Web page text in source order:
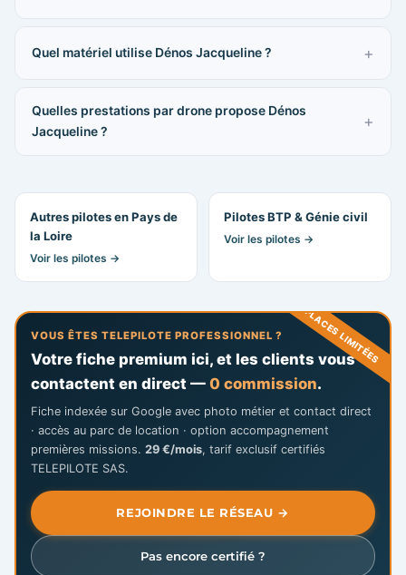
Quel matériel utilise Dénos Jacqueline ?
Quelles prestations par drone propose Dénos
Jacqueline ?
Autres pilotes en Pays de
la Loire
Voir les pilotes →
Pilotes BTP & Génie civil
Voir les pilotes →
PLACES LIMITÉES
VOUS ÊTES TELEPILOTE PROFESSIONNEL ?
Votre fiche premium ici, et les clients vous
contactent en direct — 0 commission.
Fiche indexée sur Google avec photo métier et contact direct
· accès au parc de location · option accompagnement
premières missions. 29 €/mois, tarif exclusif certifiés
TELEPILOTE SAS.
REJOINDRE LE RÉSEAU →
Pas encore certifié ?